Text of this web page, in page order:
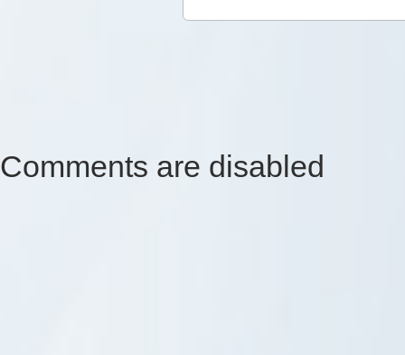
Comments are disabled